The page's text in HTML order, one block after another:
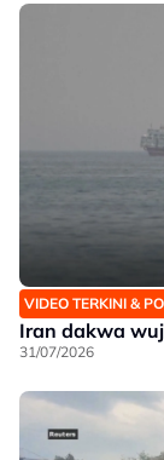
VIDEO TERKINI &
Iran dakwa
31/07/2026